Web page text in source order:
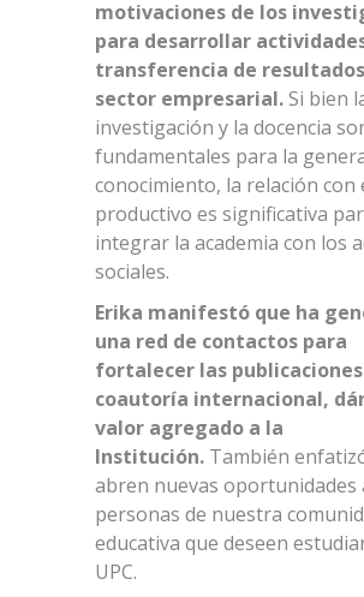
motivaciones de los
para desarrollar
transferencia de
sector empresarial.Si bien
investigación y la docencia
fundamentales para la
conocimiento, la relación con
productivo es significativa
integrar la academia con los
sociales.
Erika manifestó que ha
una red de contactos para
fortalecer las
coautoría internacional,
valor agregado a la
Institución. También
abren nuevas oportunidades
personas de nuestra
educativa que deseen
UPC.